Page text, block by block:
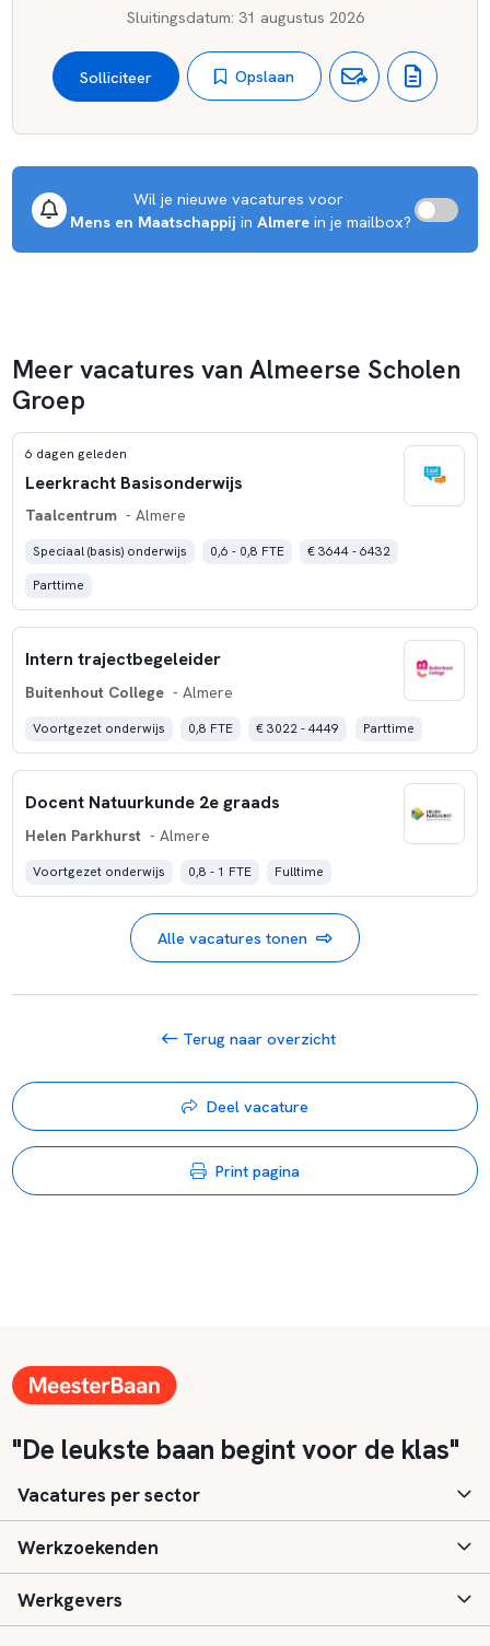
Sluitingsdatum: 31 augustus 2026
Solliciteer Opslaan
Wil je nieuwe vacatures voor
Mens en Maatschappij in Almere in je mailbox?
Meer vacatures van Almeerse Scholen
Groep
6 dagen geleden
Leerkracht Basisonderwijs
Taalcentrum - Almere
Speciaal (basis) onderwijs 0,6 - 0,8 FTE
€ 3644 - 6432
Parttime
Intern trajectbegeleider
Buitenhout College - Almere
Voortgezet onderwijs 0,8 FTE € 3022 - 4449 Parttime
Docent Natuurkunde 2e graads
Helen Parkhurst - Almere
Voortgezet onderwijs 0,8 - 1 FTE Fulltime
Alle vacatures tonen
Terug naar overzicht
Deel vacature
Print pagina
"De leukste baan begint voor de klas"
Vacatures per sector
Basisonderwijs
Speciaal (basis) onderwijs
Werkzoekenden
Aanmelden
Werkgevers